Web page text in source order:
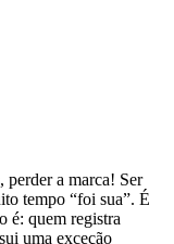
perder a marca! Ser
tempo “foi sua”. É
é: quem registra
uma exceção